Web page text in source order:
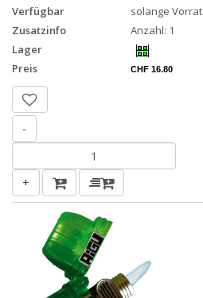
Verfügbar
solange Vorrat
Zusatzinfo
Anzahl: 1
Lager
Preis
CHF 16.80
-
+